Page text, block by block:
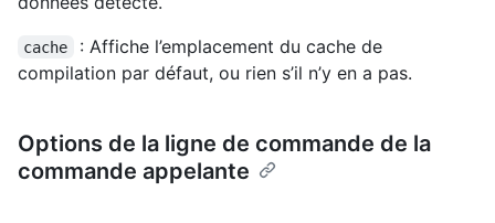
cache
: Affiche l’emplacement du cache de
compilation par défaut, ou rien s’il n’y en a pas.
Options de la ligne de commande de la
commande appelante